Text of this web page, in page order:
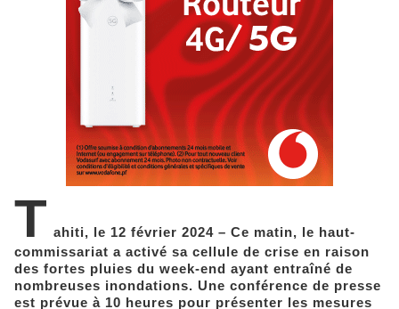
T ahiti, le 12 février 2024 – Ce matin, le haut-
commissariat a activé sa cellule de crise en raison
des fortes pluies du week-end ayant entraîné de
nombreuses inondations. Une conférence de presse
est prévue à 10 heures pour présenter les mesures